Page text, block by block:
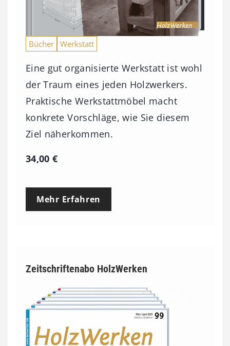
Bücher Werkstatt
Eine gut organisierte Werkstatt ist wohl
der Traum eines jeden Holzwerkers.
Praktische Werkstattmöbel macht
konkrete Vorschläge, wie Sie diesem
Ziel näherkommen.
34,00€
Mehr Erfahren
Zeitschriftenabo HolzWerken